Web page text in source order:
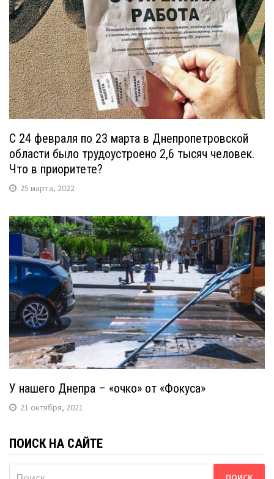
С 24 февраля по 23 марта в Днепропетровской
области было трудоустроено 2,6 тысяч человек.
Что в приоритете?
25 марта, 2022
У нашего Днепра – «очко» от «Фокуса»
21 октября, 2021
ПОИСК НА САЙТЕ
Найти: